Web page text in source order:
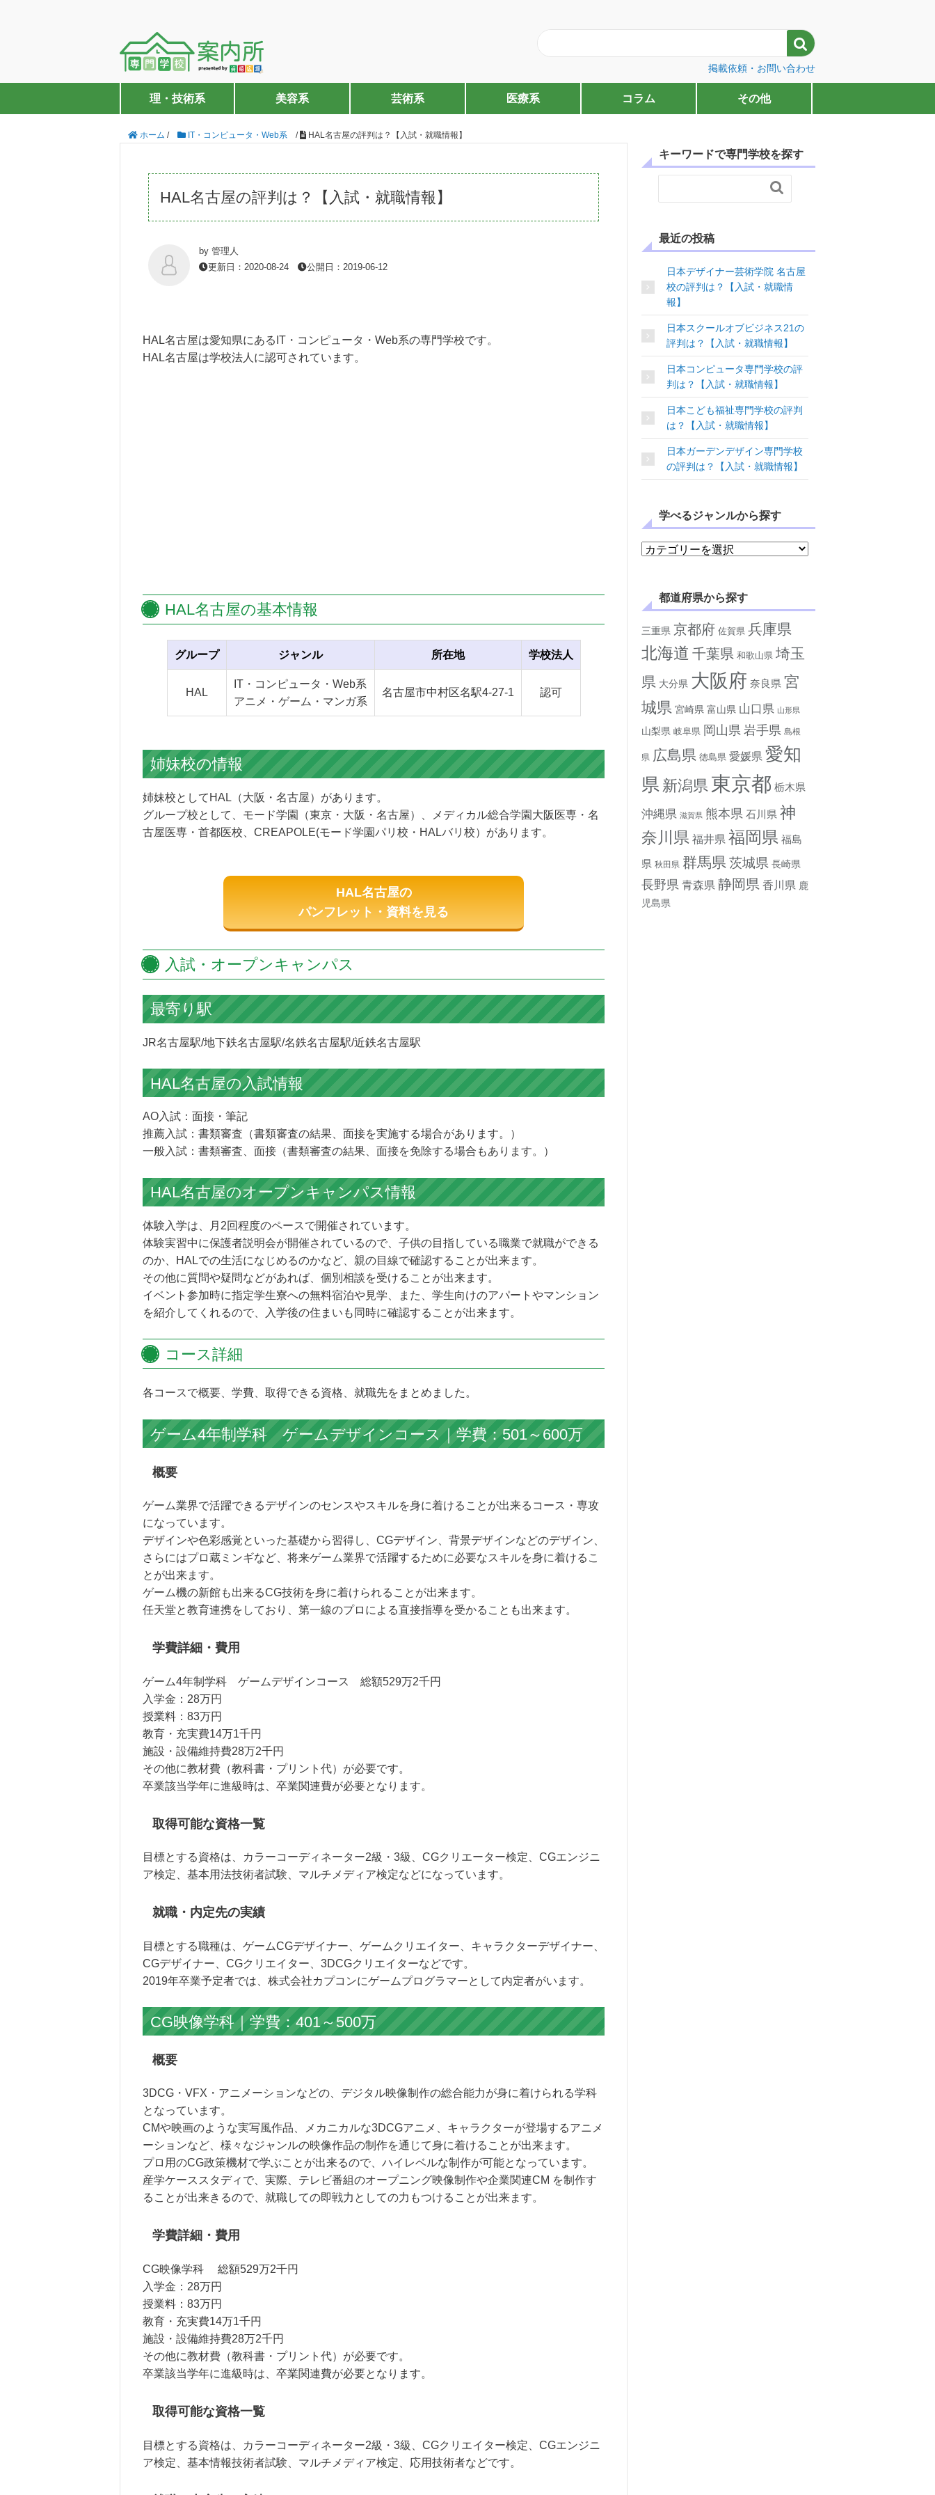

掲載依頼・お問い合わせ
理・技術系 美容系 芸術系 医療系 コラム その他
ホーム / IT・コンピュータ・Web系 / HAL名古屋の評判は？【入試・就職情報】
HAL名古屋の評判は？【入試・就職情報】
by 管理人
更新日：2020-08-24
公開日：2019-06-12
HAL名古屋は愛知県にあるIT・コンピュータ・Web系の専門学校です。
HAL名古屋は学校法人に認可されています。
HAL名古屋の基本情報
グループ ジャンル 所在地 学校法人
HAL
IT・コンピュータ・Web系
アニメ・ゲーム・マンガ系
名古屋市中村区名駅4-27-1 認可
姉妹校の情報
姉妹校としてHAL（大阪・名古屋）があります。
グループ校として、モード学園（東京・大阪・名古屋）、メディカル総合学園大阪医専・名
古屋医専・首都医校、CREAPOLE(モード学園パリ校・HALバリ校）があります。
HAL名古屋の
パンフレット・資料を見る
入試・オープンキャンパス
最寄り駅
JR名古屋駅/地下鉄名古屋駅/名鉄名古屋駅/近鉄名古屋駅
HAL名古屋の入試情報
AO入試：面接・筆記
推薦入試：書類審査（書類審査の結果、面接を実施する場合があります。）
一般入試：書類審査、面接（書類審査の結果、面接を免除する場合もあります。）
HAL名古屋のオープンキャンパス情報
体験入学は、月2回程度のペースで開催されています。
体験実習中に保護者説明会が開催されているので、子供の目指している職業で就職ができる
のか、HALでの生活になじめるのかなど、親の目線で確認することが出来ます。
その他に質問や疑問などがあれば、個別相談を受けることが出来ます。
イベント参加時に指定学生寮への無料宿泊や見学、また、学生向けのアパートやマンション
を紹介してくれるので、入学後の住まいも同時に確認することが出来ます。
コース詳細
各コースで概要、学費、取得できる資格、就職先をまとめました。
ゲーム4年制学科 ゲームデザインコース｜学費：501～600万
概要
ゲーム業界で活躍できるデザインのセンスやスキルを身に着けることが出来るコース・専攻
になっています。
デザインや色彩感覚といった基礎から習得し、CGデザイン、背景デザインなどのデザイン、
さらにはプロ蔵ミンギなど、将来ゲーム業界で活躍するために必要なスキルを身に着けるこ
とが出来ます。
ゲーム機の新館も出来るCG技術を身に着けられることが出来ます。
任天堂と教育連携をしており、第一線のプロによる直接指導を受かることも出来ます。
学費詳細・費用
ゲーム4年制学科 ゲームデザインコース 総額529万2千円
入学金：28万円
授業料：83万円
教育・充実費14万1千円
施設・設備維持費28万2千円
その他に教材費（教科書・プリント代）が必要です。
卒業該当学年に進級時は、卒業関連費が必要となります。
取得可能な資格一覧
目標とする資格は、カラーコーディネーター2級・3級、CGクリエーター検定、CGエンジニ
ア検定、基本用法技術者試験、マルチメディア検定などになっています。
就職・内定先の実績
目標とする職種は、ゲームCGデザイナー、ゲームクリエイター、キャラクターデザイナー、
CGデザイナー、CGクリエイター、3DCGクリエイターなどです。
2019年卒業予定者では、株式会社カプコンにゲームプログラマーとして内定者がいます。
CG映像学科｜学費：401～500万
概要
3DCG・VFX・アニメーションなどの、デジタル映像制作の総合能力が身に着けられる学科
となっています。
CMや映画のような実写風作品、メカニカルな3DCGアニメ、キャラクターが登場するアニメ
ーションなど、様々なジャンルの映像作品の制作を通じて身に着けることが出来ます。
プロ用のCG政策機材で学ぶことが出来るので、ハイレベルな制作が可能となっています。
産学ケーススタディで、実際、テレビ番組のオープニング映像制作や企業関連CM を制作す
ることが出来きるので、就職しての即戦力としての力もつけることが出来ます。
学費詳細・費用
CG映像学科 総額529万2千円
入学金：28万円
授業料：83万円
教育・充実費14万1千円
施設・設備維持費28万2千円
その他に教材費（教科書・プリント代）が必要です。
卒業該当学年に進級時は、卒業関連費が必要となります。
取得可能な資格一覧
目標とする資格は、カラーコーディネーター2級・3級、CGクリエイター検定、CGエンジニ
ア検定、基本情報技術者試験、マルチメディア検定、応用技術者などです。
キーワードで専門学校を探す

最近の投稿
日本デザイナー芸術学院 名古屋
校の評判は？【入試・就職情
報】
日本スクールオブビジネス21の
評判は？【入試・就職情報】
日本コンピュータ専門学校の評
判は？【入試・就職情報】
日本こども福祉専門学校の評判
は？【入試・就職情報】
日本ガーデンデザイン専門学校
の評判は？【入試・就職情報】
学べるジャンルから探す
学べるジャンルから探す
都道府県から探す
三重県 京都府 佐賀県 兵庫県
北海道 千葉県 和歌山県 埼玉
県 大分県 大阪府 奈良県 宮
城県 宮崎県 富山県 山口県 山形県
山梨県 岐阜県 岡山県 岩手県 島根
県 広島県 徳島県 愛媛県 愛知
県 新潟県 東京都 栃木県
沖縄県 滋賀県 熊本県 石川県 神
奈川県 福井県 福岡県 福島
県 秋田県 群馬県 茨城県 長崎県
長野県 青森県 静岡県 香川県 鹿
児島県